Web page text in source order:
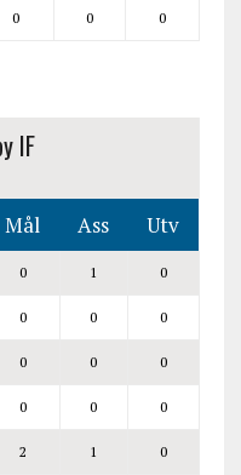
0 0 0
IF
Mål Ass Utv
0 1 0
0 0 0
0 0 0
0 0 0
2 1 0